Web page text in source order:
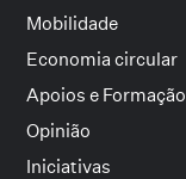
Mobilidade
Economia circular
Apoios e Formação
Opinião
Iniciativas